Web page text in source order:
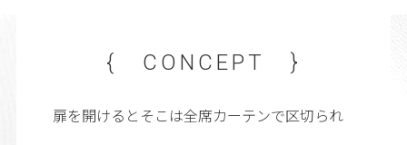
{ CONCEPT }
扉を開けるとそこは全席カーテンで区切られ